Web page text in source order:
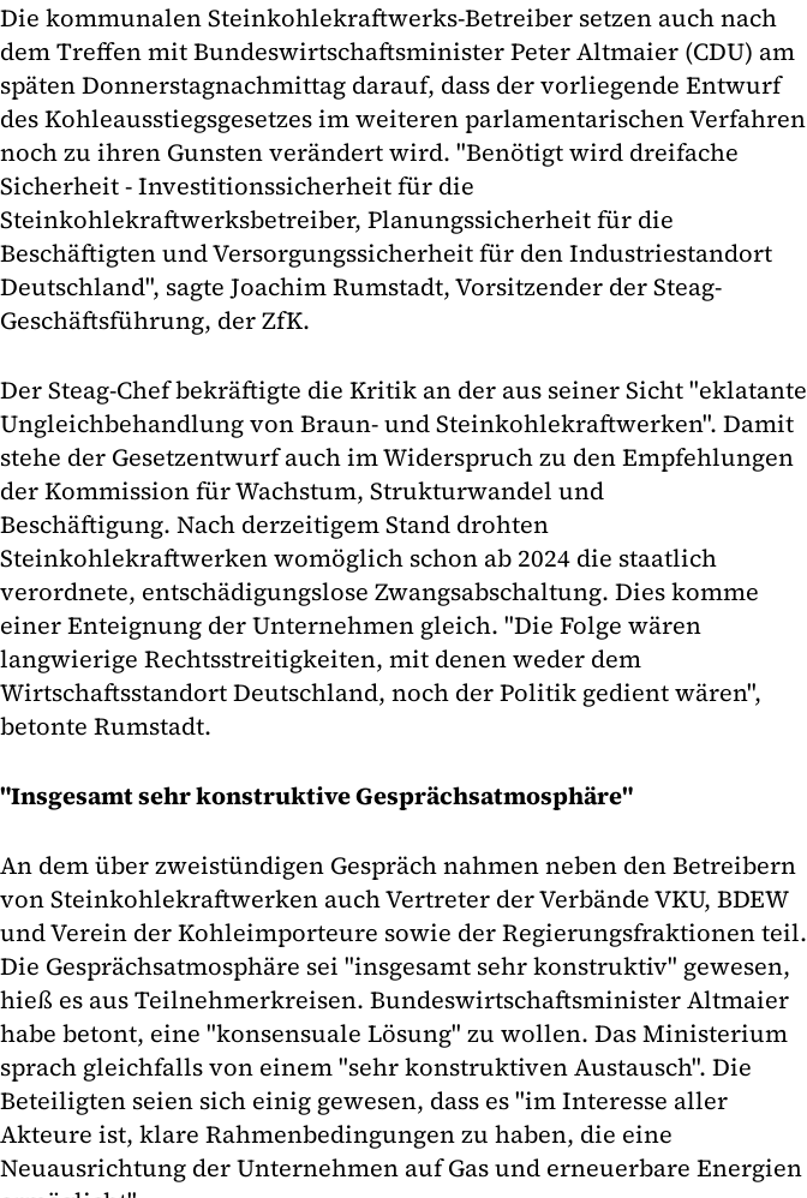
Die kommunalen Steinkohlekraftwerks-Betreiber setzen auch nach
dem Treffen mit Bundeswirtschaftsminister Peter Altmaier (CDU) am
späten Donnerstagnachmittag darauf, dass der vorliegende Entwurf
des Kohleausstiegsgesetzes im weiteren parlamentarischen Verfahren
noch zu ihren Gunsten verändert wird. "Benötigt wird dreifache
Sicherheit - Investitionssicherheit für die
Steinkohlekraftwerksbetreiber, Planungssicherheit für die
Beschäftigten und Versorgungssicherheit für den Industriestandort
Deutschland", sagte Joachim Rumstadt, Vorsitzender der Steag-
Geschäftsführung, der ZfK.
Der Steag-Chef bekräftigte die Kritik an der aus seiner Sicht "eklatante
Ungleichbehandlung von Braun- und Steinkohlekraftwerken". Damit
stehe der Gesetzentwurf auch im Widerspruch zu den Empfehlungen
der Kommission für Wachstum, Strukturwandel und
Beschäftigung. Nach derzeitigem Stand drohten
Steinkohlekraftwerken womöglich schon ab 2024 die staatlich
verordnete, entschädigungslose Zwangsabschaltung. Dies komme
einer Enteignung der Unternehmen gleich. "Die Folge wären
langwierige Rechtsstreitigkeiten, mit denen weder dem
Wirtschaftsstandort Deutschland, noch der Politik gedient wären",
betonte Rumstadt.
"Insgesamt sehr konstruktive Gesprächsatmosphäre"
An dem über zweistündigen Gespräch nahmen neben den Betreibern
von Steinkohlekraftwerken auch Vertreter der Verbände VKU, BDEW
und Verein der Kohleimporteure sowie der Regierungsfraktionen teil.
Die Gesprächsatmosphäre sei "insgesamt sehr konstruktiv" gewesen,
hieß es aus Teilnehmerkreisen. Bundeswirtschaftsminister Altmaier
habe betont, eine "konsensuale Lösung" zu wollen. Das Ministerium
sprach gleichfalls von einem "sehr konstruktiven Austausch". Die
Beteiligten seien sich einig gewesen, dass es "im Interesse aller
Akteure ist, klare Rahmenbedingungen zu haben, die eine
Neuausrichtung der Unternehmen auf Gas und erneuerbare Energien